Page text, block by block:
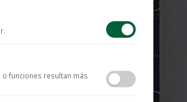
funciones resultan más